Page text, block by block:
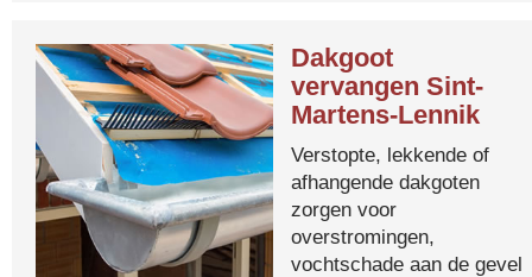
Dakgoot
vervangen Sint-
Martens-Lennik
Verstopte, lekkende of
afhangende dakgoten
zorgen voor
overstromingen,
vochtschade aan de gevel